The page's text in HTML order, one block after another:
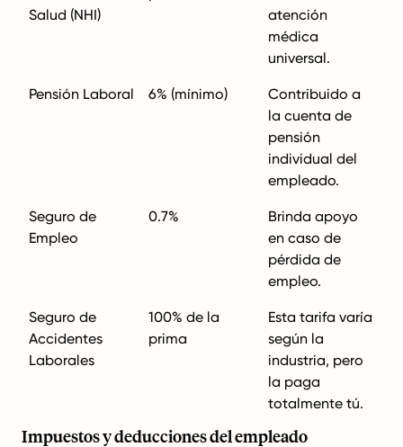
Salud (NHI)
atención
médica
universal.
Pensión Laboral 6% (mínimo)
Contribuido a
la cuenta de
pensión
individual del
empleado.
Seguro de
Empleo
0.7%
Brinda apoyo
en caso de
pérdida de
empleo.
Seguro de
Accidentes
Laborales
100% de la
prima
Esta tarifa varía
según la
industria, pero
la paga
totalmente tú.
Impuestos y deducciones del empleado